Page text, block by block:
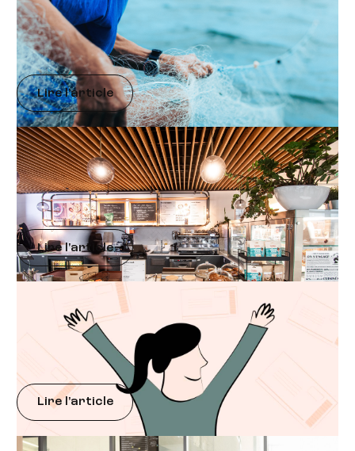
Pêche durable : tout comprendre pour (mieux)
choisir son poisson
Lire l'article
Qualité de Vie au Travail (QVCT)
Comment adapter l’offre de restauration collective
aux nouvelles attentes alimentaires ?
Lire l'article
Qualité de Vie au Travail (QVCT)
Comment mettre en place les tickets restaurants
d’entreprise ?
Lire l'article